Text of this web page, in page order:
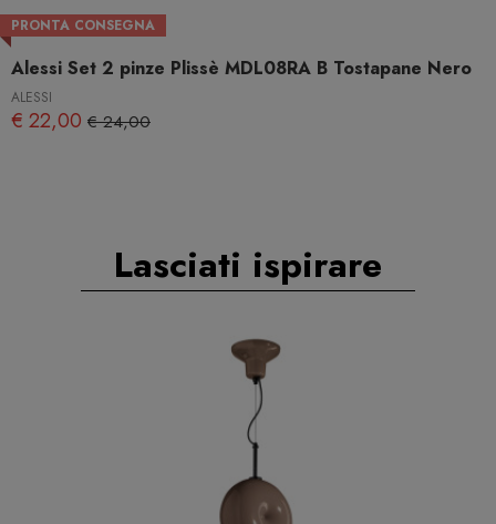
PRONTA CONSEGNA
Alessi Set 2 pinze Plissè MDL08RA B Tostapane Nero
ALESSI
€ 22,00 € 24,00
Lasciati ispirare